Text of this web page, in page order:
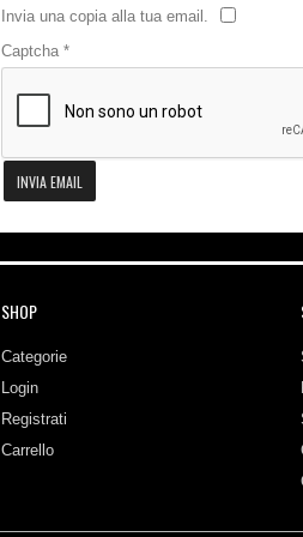
Invia una copia alla tua email.
Captcha *
INVIA EMAIL
SHOP
Categorie
Login
Registrati
Carrello